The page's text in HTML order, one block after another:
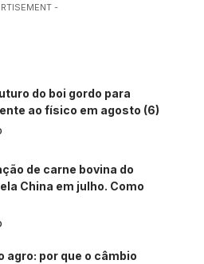
-
do boi gordo para
ao físico em agosto (6)
de carne bovina do
China em julho. Como
agro: por que o câmbio